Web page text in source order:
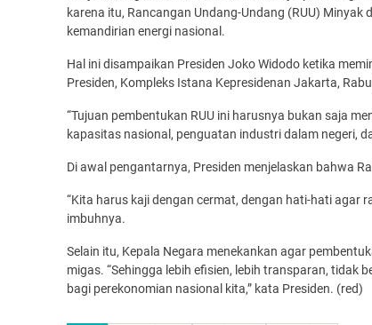
karena itu, Rancangan Undang-Undang (RUU)
kemandirian energi nasional.
Hal ini disampaikan Presiden Joko Widodo ketika
Presiden, Kompleks Istana Kepresidenan Jakarta,
“Tujuan pembentukan RUU ini harusnya bukan saja
kapasitas nasional, penguatan industri dalam negeri,
Di awal pengantarnya, Presiden menjelaskan bahwa
“Kita harus kaji dengan cermat, dengan hati-hati agar
imbuhnya.
Selain itu, Kepala Negara menekankan agar
migas. “Sehingga lebih efisien, lebih transparan, tidak
bagi perekonomian nasional kita,” kata Presiden. (red)